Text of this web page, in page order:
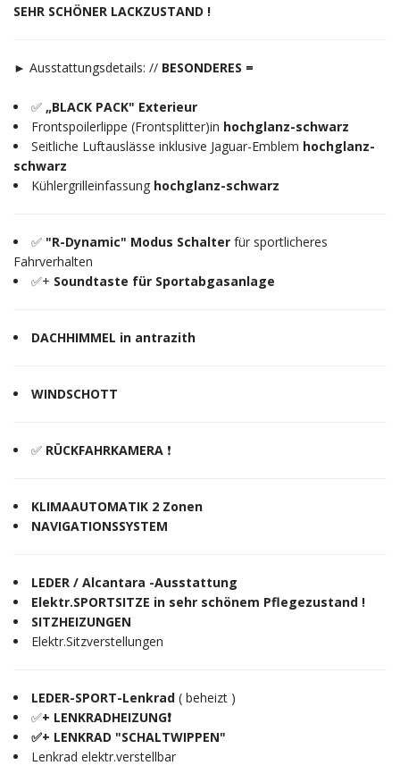
SEHR SCHÖNER LACKZUSTAND !
► Ausstattungsdetails: // BESONDERES =
✅ „BLACK PACK" Exterieur
Frontspoilerlippe (Frontsplitter)in hochglanz-schwarz
Seitliche Luftauslässe inklusive Jaguar-Emblem hochglanz-
schwarz
Kühlergrilleinfassung hochglanz-schwarz
✅ "R-Dynamic" Modus Schalter für sportlicheres
Fahrverhalten
✅+ Soundtaste für Sportabgasanlage
DACHHIMMEL in antrazith
WINDSCHOTT
✅ RÜCKFAHRKAMERA ❗️
KLIMAAUTOMATIK 2 Zonen
NAVIGATIONSSYSTEM
LEDER / Alcantara -Ausstattung
Elektr.SPORTSITZE in sehr schönem Pflegezustand !
SITZHEIZUNGEN
Elektr.Sitzverstellungen
LEDER-SPORT-Lenkrad ( beheizt )
✅+ LENKRADHEIZUNG❗️
✅+ LENKRAD "SCHALTWIPPEN"
Lenkrad elektr.verstellbar